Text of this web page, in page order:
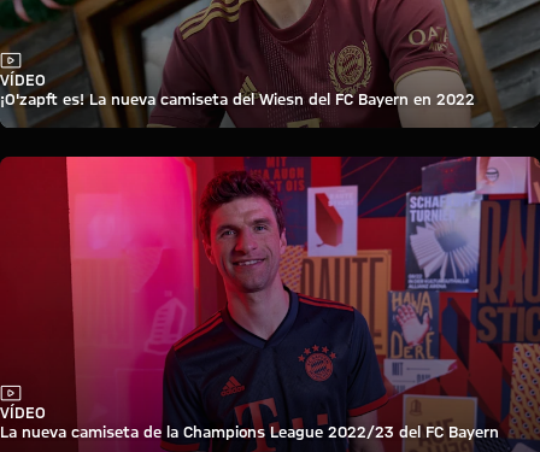
Vídeo
VÍDEO
¡O'zapft es! La nueva camiseta del Wiesn del FC Bayern en 2022
Vídeo
VÍDEO
La nueva camiseta de la Champions League 2022/23 del FC Bayern